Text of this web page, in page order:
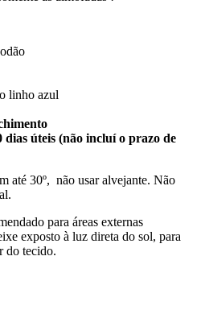
linho azul
úteis (não incluí o prazo de
até 30º, não usar alvejante. Não
para áreas externas
exposto à luz direta do sol, para
do tecido.